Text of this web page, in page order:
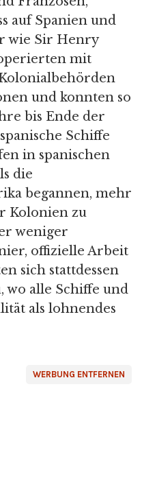
auf Spanien und
wie Sir Henry
operierten mit
und konnten so
bis Ende der
Schiffe
in spanischen
die
begannen, mehr
Kolonien zu
weniger
offizielle Arbeit
sich stattdessen
wo alle Schiffe und
als lohnendes
WERBUNG ENTFERNEN